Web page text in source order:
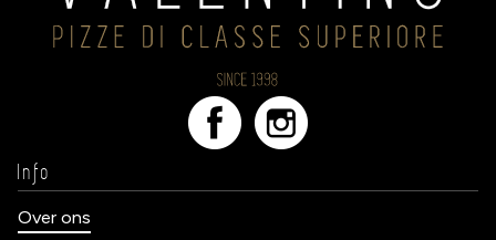
Info
Over ons